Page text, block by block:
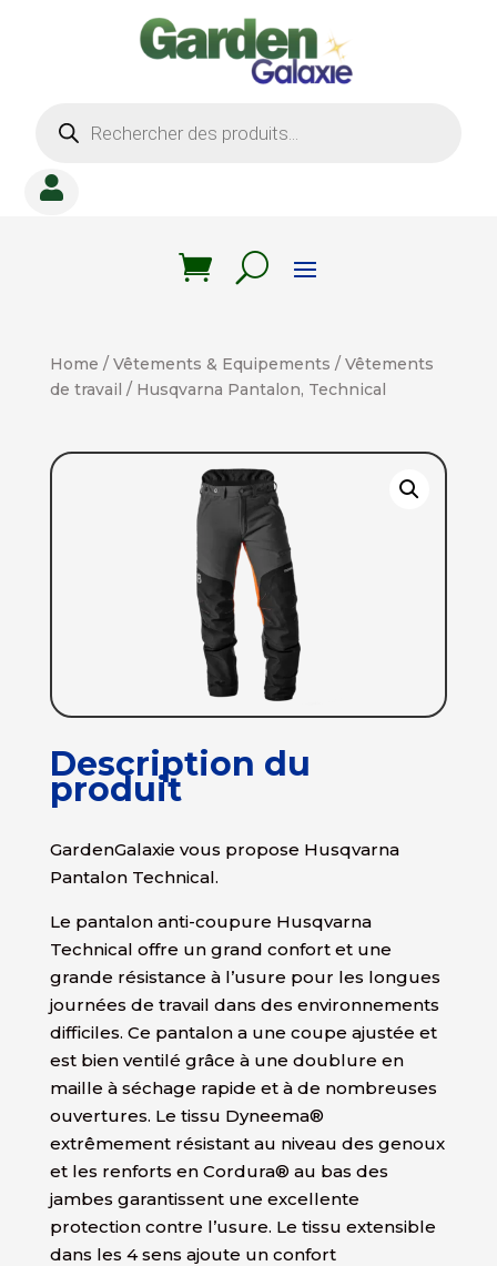
produits

Home / Vêtements & Equipements / Vêtements
de travail / Husqvarna Pantalon, Technical
Description du
produit
GardenGalaxie vous propose Husqvarna
Pantalon Technical.
Le pantalon anti-coupure Husqvarna
Technical offre un grand confort et une
grande résistance à l’usure pour les longues
journées de travail dans des environnements
difficiles. Ce pantalon a une coupe ajustée et
est bien ventilé grâce à une doublure en
maille à séchage rapide et à de nombreuses
ouvertures. Le tissu Dyneema®
extrêmement résistant au niveau des genoux
et les renforts en Cordura® au bas des
jambes garantissent une excellente
protection contre l’usure. Le tissu extensible
dans les 4 sens ajoute un confort